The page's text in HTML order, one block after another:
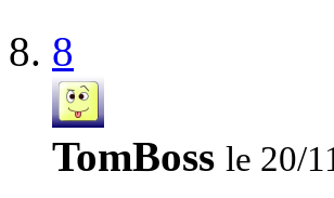
8
TomBoss le 20/